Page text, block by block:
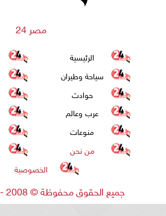
مصر 24
الرئيسية
سياحة وطيران
حوادث
عرب وعالم
منوعات
من نحن
الخصوصية
جميع الحقوق محفوظة©